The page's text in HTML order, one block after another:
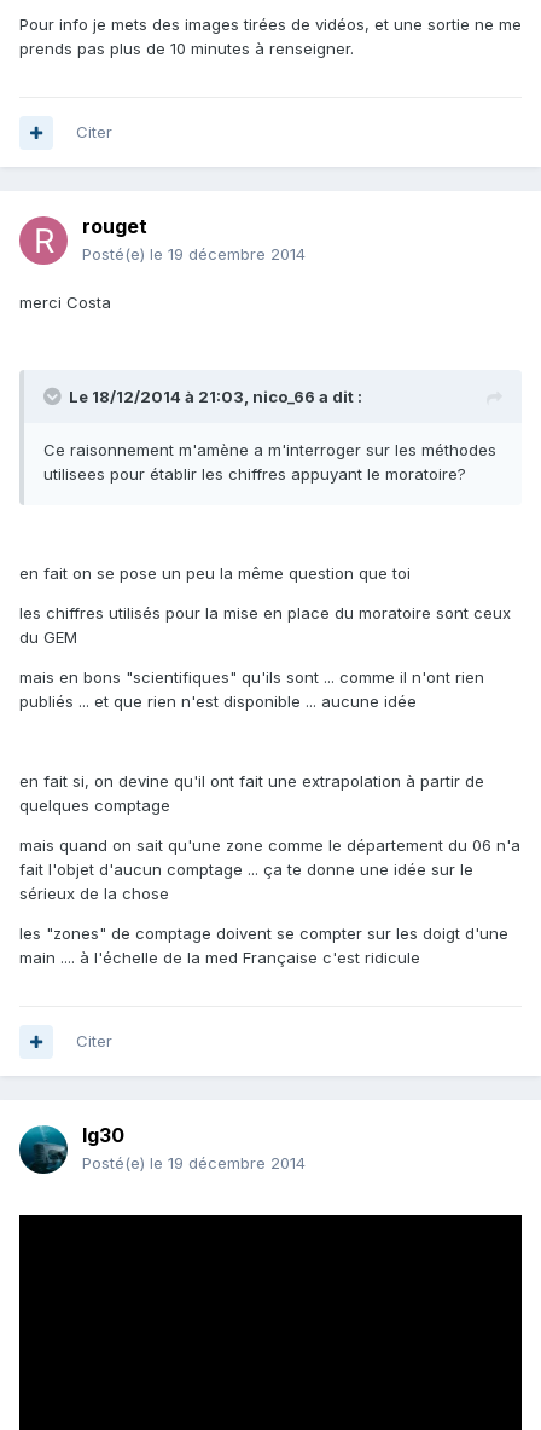
Pour info je mets des images tirées de vidéos, et une sortie ne me
prends pas plus de 10 minutes à renseigner.
Citer
rouget
Posté(e) le 19 décembre 2014
merci Costa
Le 18/12/2014 à 21:03, nico_66 a dit :
Ce raisonnement m'amène a m'interroger sur les méthodes
utilisees pour établir les chiffres appuyant le moratoire?
en fait on se pose un peu la même question que toi
les chiffres utilisés pour la mise en place du moratoire sont ceux
du GEM
mais en bons "scientifiques" qu'ils sont ... comme il n'ont rien
publiés ... et que rien n'est disponible ... aucune idée
en fait si, on devine qu'il ont fait une extrapolation à partir de
quelques comptage
mais quand on sait qu'une zone comme le département du 06 n'a
fait l'objet d'aucun comptage ... ça te donne une idée sur le
sérieux de la chose
les "zones" de comptage doivent se compter sur les doigt d'une
main .... à l'échelle de la med Française c'est ridicule
Citer
lg30
Posté(e) le 19 décembre 2014